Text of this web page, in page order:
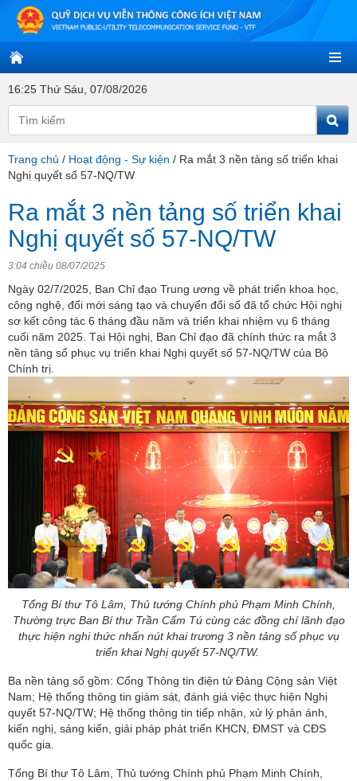
16:25 Thứ Sáu, 07/08/2026
Trang chủ / Hoạt động - Sự kiện / Ra mắt 3 nền tảng số triển khai
Nghị quyết số 57-NQ/TW
Ra mắt 3 nền tảng số triển khai
Nghị quyết số 57-NQ/TW
3:04 chiều 08/07/2025
Ngày 02/7/2025, Ban Chỉ đạo Trung ương về phát triển khoa học,
công nghệ, đổi mới sáng tạo và chuyển đổi số đã tổ chức Hội nghị
sơ kết công tác 6 tháng đầu năm và triển khai nhiệm vụ 6 tháng
cuối năm 2025. Tại Hội nghị, Ban Chỉ đạo đã chính thức ra mắt 3
nền tảng số phục vụ triển khai Nghị quyết số 57-NQ/TW của Bộ
Chính trị.
Tổng Bí thư Tô Lâm, Thủ tướng Chính phủ Phạm Minh Chính,
Thường trực Ban Bí thư Trần Cẩm Tú cùng các đồng chí lãnh đạo
thực hiện nghi thức nhấn nút khai trương 3 nền tảng số phục vụ
triển khai Nghị quyết 57-NQ/TW.
Ba nền tảng số gồm: Cổng Thông tin điện tử Đảng Cộng sản Việt
Nam; Hệ thống thông tin giám sát, đánh giá việc thực hiện Nghị
quyết 57-NQ/TW; Hệ thống thông tin tiếp nhận, xử lý phản ánh,
kiến nghị, sáng kiến, giải pháp phát triển KHCN, ĐMST và CĐS
quốc gia.
Tổng Bí thư Tô Lâm, Thủ tướng Chính phủ Phạm Minh Chính,